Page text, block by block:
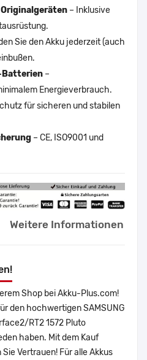
– Inklusive
Sie den Akku jederzeit (auch
Batterien –
Energieverbrauch.
für sicheren und stabilen
– CE, ISO9001 und
Weitere Informationen
Shop bei Akku-Plus.com!
den hochwertigen SAMSUNG
RT2 1572 Pluto
haben. Mit dem Kauf
Vertrauen! Für alle Akkus